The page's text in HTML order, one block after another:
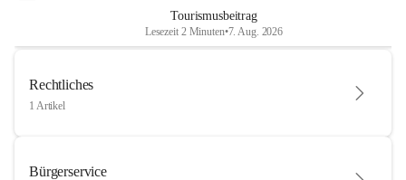
Tourismusbeitrag
Lesezeit 2 Minuten•7. Aug. 2026
Rechtliches
1 Artikel
Bürgerservice